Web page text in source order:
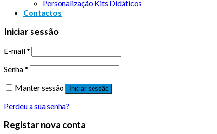
Personalização Kits Didáticos
Contactos
Iniciar sessão
E-mail*
Senha*
Manter sessão
Iniciar sessão
Perdeu a sua senha?
Registar nova conta